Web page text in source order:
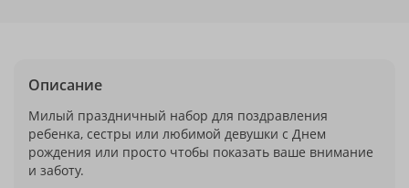
Описание
Милый праздничный набор для поздравления
ребенка, сестры или любимой девушки с Днем
рождения или просто чтобы показать ваше внимание
и заботу.